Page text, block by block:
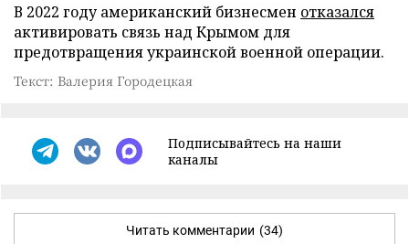
В 2022 году американский бизнесмен отказался
активировать связь над Крымом для
предотвращения украинской военной операции.
Текст: Валерия Городецкая
Подписывайтесь на наши
каналы
Читать комментарии (34)